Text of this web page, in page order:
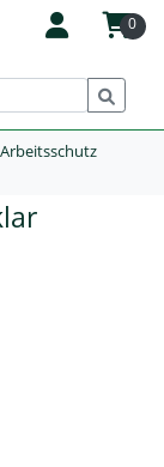
0
Arbeitsschutz